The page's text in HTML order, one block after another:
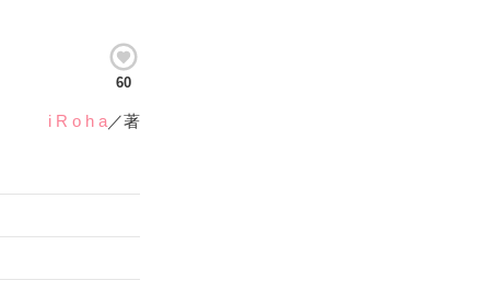
60
i R o h a／著